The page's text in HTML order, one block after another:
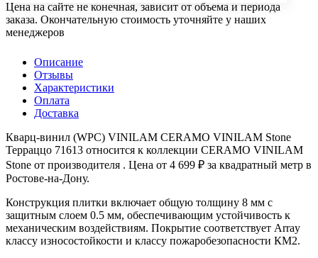
Цена на сайте не конечная, зависит от объема и периода
заказа. Окончательную стоимость уточняйте у наших
менеджеров
Описание
Отзывы
Характеристики
Оплата
Доставка
Кварц-винил (WPC) VINILAM CERAMO VINILAM Stone
Терраццо 71613 относится к коллекции CERAMO VINILAM
Stone от производителя . Цена от 4 699 ₽ за квадратный метр в
Ростове-на-Дону.
Конструкция плитки включает общую толщину 8 мм с
защитным слоем 0.5 мм, обеспечивающим устойчивость к
механическим воздействиям. Покрытие соответствует Array
классу износостойкости и классу пожаробезопасности КМ2.